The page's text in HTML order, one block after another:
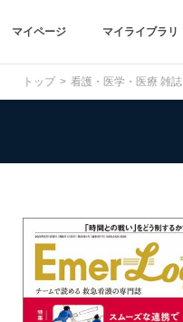
マイページ マイライブラリ
トップ 看護・医学・医療 雑誌